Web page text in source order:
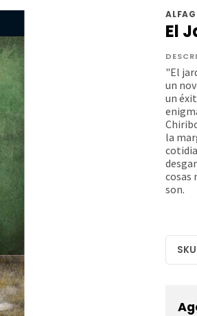
El
"El
un
un
la
cosas
son.